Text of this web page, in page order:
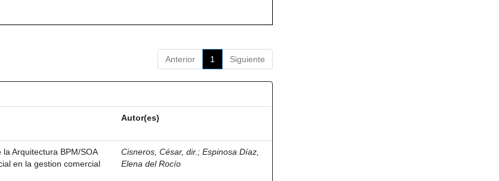
Anterior 1 Siguiente
Autor(es)
Arquitectura BPM/SOA
en la gestion comercial
Cisneros, César, dir. ;Espinosa Díaz,
Elena del Rocío